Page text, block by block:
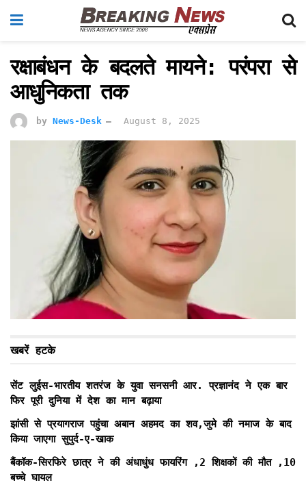
रक्षाबंधन के बदलते मायने: परंपरा से
आधुनिकता तक
by News-Desk August 8, 2025
खबरें हटके
सेंट लुईस-भारतीय शतरंज के युवा सनसनी आर. प्रज्ञानंद ने एक बार
फिर पूरी दुनिया में देश का मान बढ़ाया
झांसी से प्रयागराज पहुंचा अबान अहमद का शव,जुमे की नमाज के बाद
किया जाएगा सुपुर्द-ए-खाक
बैंकॉक-सिरफिरे छात्र ने की अंधाधुंध फायरिंग ,2 शिक्षकों की मौत ,10
बच्चे घायल